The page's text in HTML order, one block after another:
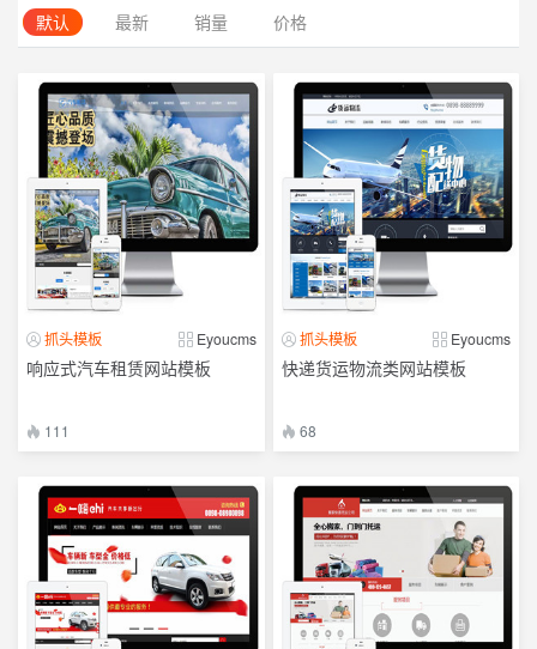
默认 最新 销量 价格
抓头模板 Eyoucms
响应式汽车租赁网站模板
111
抓头模板 Eyoucms
快递货运物流类网站模板
68